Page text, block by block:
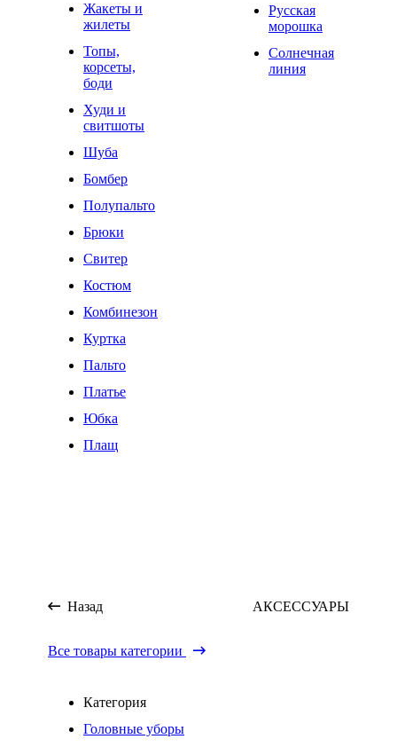
Жакеты и
жилеты
Топы,
корсеты,
боди
Худи и
свитшоты
Шуба
Бомбер
Полупальто
Брюки
Свитер
Костюм
Комбинезон
Куртка
Пальто
Платье
Юбка
Плащ
Русская
морошка
Солнечная
линия
Назад АКСЕССУАРЫ
Все товары категории
Категория
Головные уборы